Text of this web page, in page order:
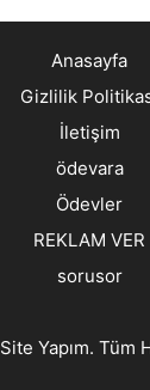
Anasayfa
Gizlilik
İletişim
ödevara
Ödevler
REKLAM VER
sorusor
Site Yapım. Tüm